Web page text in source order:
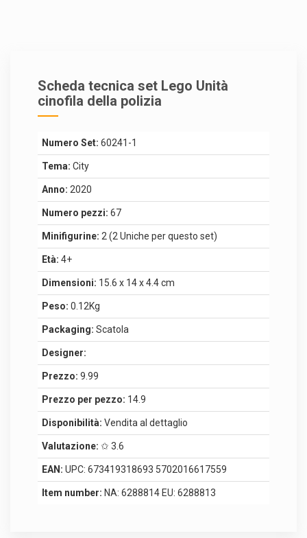
Scheda tecnica set Lego Unità
cinofila della polizia
Numero Set: 60241-1
Tema: City
Anno: 2020
Numero pezzi: 67
Minifigurine: 2 (2 Uniche per questo set)
Età: 4+
Dimensioni: 15.6 x 14 x 4.4 cm
Peso: 0.12Kg
Packaging: Scatola
Designer:
Prezzo: 9.99
Prezzo per pezzo: 14.9
Disponibilità: Vendita al dettaglio
Valutazione: ✩ 3.6
EAN: UPC: 673419318693 5702016617559
Item number: NA: 6288814 EU: 6288813